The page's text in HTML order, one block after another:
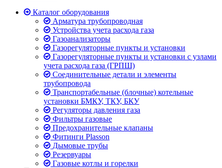
Каталог оборудования
Арматура трубопроводная
Устройства учета расхода газа
Газоанализаторы
Газорегуляторные пункты и установки
Газорегуляторные пункты и установки с узлами
учета расхода газа (ГРПШ)
Соединительные детали и элементы
трубопровода
Транспортабельные (блочные) котельные
установки БМКУ, ТКУ, БКУ
Регуляторы давления газа
Фильтры газовые
Предохранительные клапаны
Фитинги Plasson
Дымовые трубы
Резервуары
Газовые котлы и горелки